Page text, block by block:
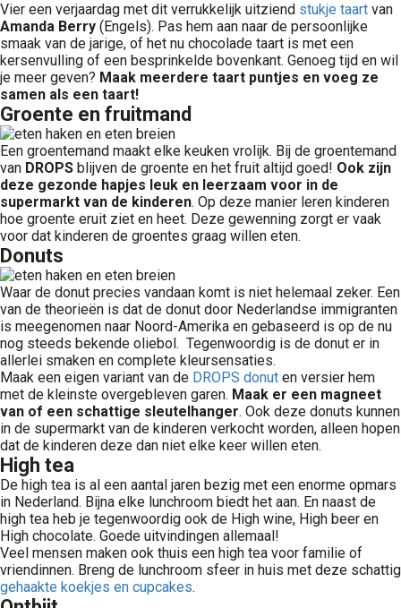
Vier een verjaardag met dit verrukkelijk uitziend stukje taart van
Amanda Berry (Engels). Pas hem aan naar de persoonlijke
smaak van de jarige, of het nu chocolade taart is met een
kersenvulling of een besprinkelde bovenkant. Genoeg tijd en wil
je meer geven? Maak meerdere taart puntjes en voeg ze
samen als een taart!
Groente en fruitmand
Een groentemand maakt elke keuken vrolijk. Bij de groentemand
van DROPS blijven de groente en het fruit altijd goed! Ook zijn
deze gezonde hapjes leuk en leerzaam voor in de
supermarkt van de kinderen. Op deze manier leren kinderen
hoe groente eruit ziet en heet. Deze gewenning zorgt er vaak
voor dat kinderen de groentes graag willen eten.
Donuts
Waar de donut precies vandaan komt is niet helemaal zeker. Een
van de theorieën is dat de donut door Nederlandse immigranten
is meegenomen naar Noord-Amerika en gebaseerd is op de nu
nog steeds bekende oliebol. Tegenwoordig is de donut er in
allerlei smaken en complete kleursensaties.
Maak een eigen variant van de DROPS donut en versier hem
met de kleinste overgebleven garen. Maak er een magneet
van of een schattige sleutelhanger. Ook deze donuts kunnen
in de supermarkt van de kinderen verkocht worden, alleen hopen
dat de kinderen deze dan niet elke keer willen eten.
High tea
De high tea is al een aantal jaren bezig met een enorme opmars
in Nederland. Bijna elke lunchroom biedt het aan. En naast de
high tea heb je tegenwoordig ook de High wine, High beer en
High chocolate. Goede uitvindingen allemaal!
Veel mensen maken ook thuis een high tea voor familie of
vriendinnen. Breng de lunchroom sfeer in huis met deze schattig
gehaakte koekjes en cupcakes.